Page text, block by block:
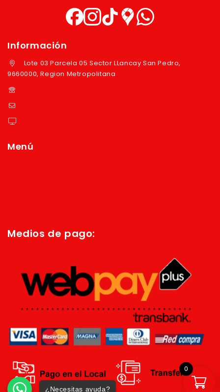
Información
Lote 03 Parcela 05 Sector LLancay San Pedro,
9660000, Region Metropolitana
Menú
Medios de pago:
¿Necesitas ayuda?
0